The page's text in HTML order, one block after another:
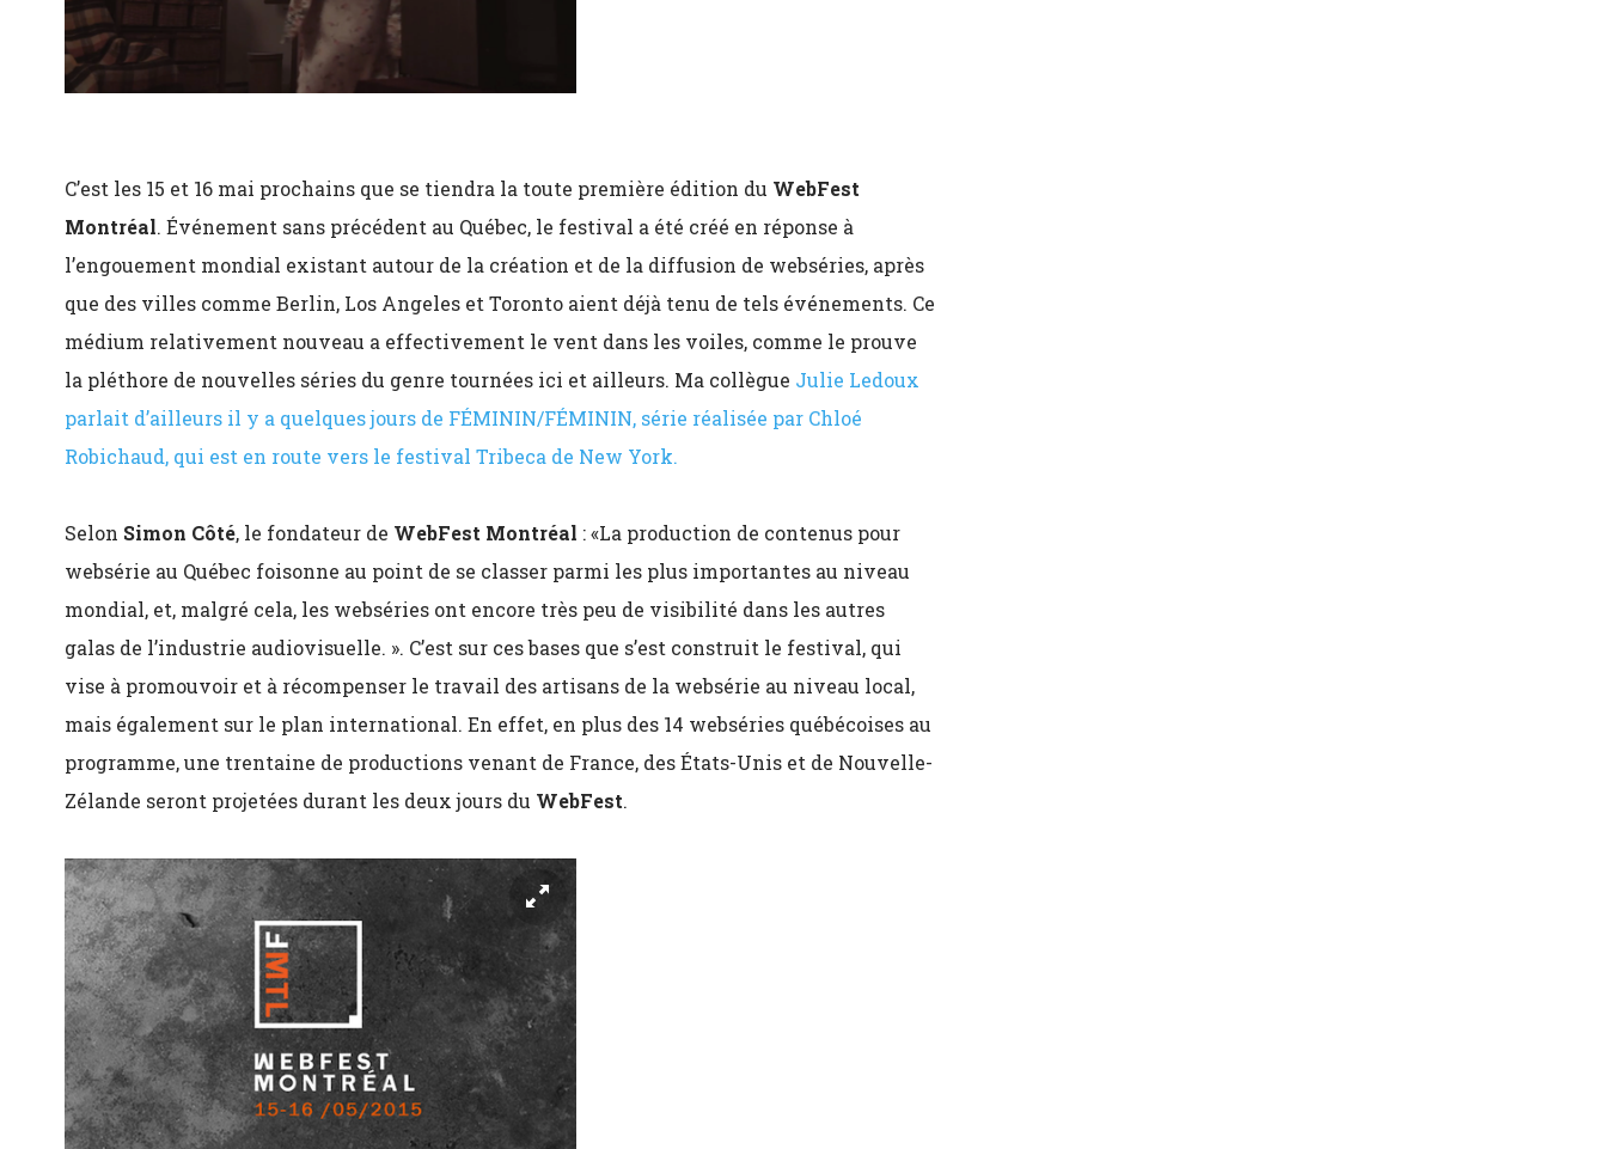
C’est les 15 et 16 mai prochains que se tiendra la toute première édition du WebFest
Montréal. Événement sans précédent au Québec, le festival a été créé en réponse à
l’engouement mondial existant autour de la création et de la diffusion de webséries, après
que des villes comme Berlin, Los Angeles et Toronto aient déjà tenu de tels événements. Ce
médium relativement nouveau a effectivement le vent dans les voiles, comme le prouve
la pléthore de nouvelles séries du genre tournées ici et ailleurs. Ma collègue Julie Ledoux
parlait d’ailleurs il y a quelques jours de FÉMININ/FÉMININ, série réalisée par Chloé
Robichaud, qui est en route vers le festival Tribeca de New York.
Selon Simon Côté, le fondateur de WebFest Montréal : «La production de contenus pour
websérie au Québec foisonne au point de se classer parmi les plus importantes au niveau
mondial, et, malgré cela, les webséries ont encore très peu de visibilité dans les autres
galas de l’industrie audiovisuelle. ». C’est sur ces bases que s’est construit le festival, qui
vise à promouvoir et à récompenser le travail des artisans de la websérie au niveau local,
mais également sur le plan international. En effet, en plus des 14 webséries québécoises au
programme, une trentaine de productions venant de France, des États-Unis et de Nouvelle-
Zélande seront projetées durant les deux jours du WebFest.